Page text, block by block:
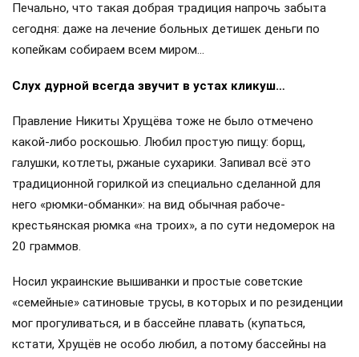
Печально, что такая добрая традиция напрочь забыта
сегодня: даже на лечение больных детишек деньги по
копейкам собираем всем миром…
Слух дурной всегда звучит в устах кликуш…
Правление Никиты Хрущёва тоже не было отмечено
какой-либо роскошью. Любил простую пищу: борщ,
галушки, котлеты, ржаные сухарики. Запивал всё это
традиционной горилкой из специально сделанной для
него «рюмки-обманки»: на вид обычная рабоче-
крестьянская рюмка «на троих», а по сути недомерок на
20 граммов.
Носил украинские вышиванки и простые советские
«семейные» сатиновые трусы, в которых и по резиденции
мог прогуливаться, и в бассейне плавать (купаться,
кстати, Хрущёв не особо любил, а потому бассейны на